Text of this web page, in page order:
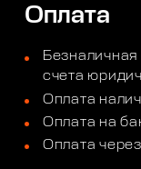
Оплата
счета
Оплата
Оплата на
Оплата